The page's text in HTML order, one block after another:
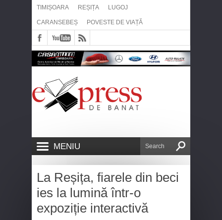
TIMIȘOARA REȘIȚA LUGOJ
CARANSEBEȘ POVESTE DE VIAȚĂ
MENIU
La Reșița, fiarele din beci
ies la lumină într-o
expoziție interactivă